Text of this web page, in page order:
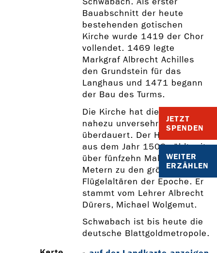
JETZT
SPENDEN
WEITER
ERZÄHLEN
Bauabschnitt der heute
bestehenden gotischen
Kirche wurde 1419 der Chor
vollendet. 1469 legte
Markgraf Albrecht Achilles
den Grundstein für das
Langhaus und 1471 begann
der Bau des Turms.
Die Kirche hat die Zeiten
nahezu unversehrt
überdauert. Der Hochaltar
aus dem Jahr 1508 zählt mit
über fünfzehn Mal sechs
Metern zu den größten
Flügelaltären der Epoche. Er
stammt vom Lehrer Albrecht
Dürers, Michael Wolgemut.
Schwabach ist bis heute die
deutsche Blattgoldmetropole.